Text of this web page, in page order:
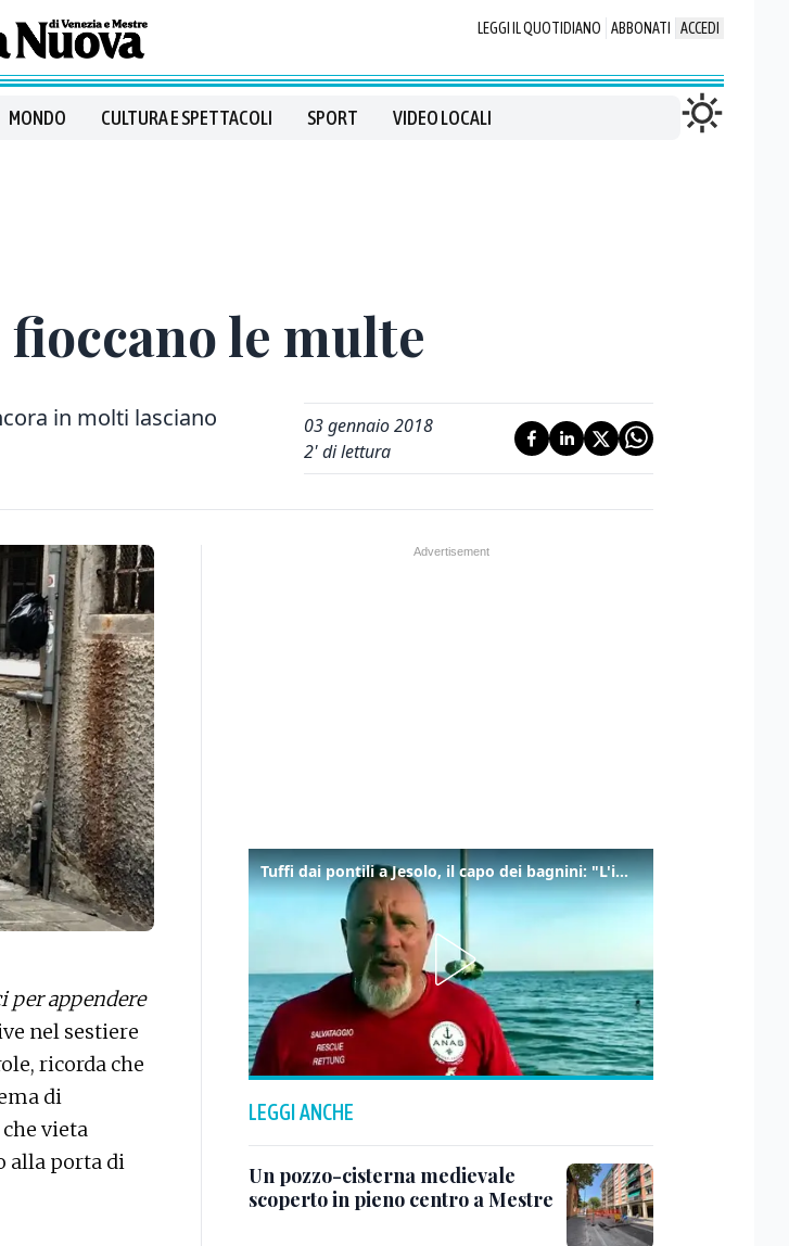
LEGGI IL QUOTIDIANO ABBONATI ACCEDI
MONDO CULTURA E SPETTACOLI SPORT VIDEO LOCALI
le multe
in molti lasciano
03 gennaio 2018
2' di lettura
per appendere
nel sestiere
ricorda che
di
vieta
alla porta di
Tuffi dai pontili a Jesolo, il capo dei bagnini: "L'impegno di tutti per evitare altre tragedie"
LEGGI ANCHE
Un pozzo-cisterna medievale
scoperto in pieno centro a Mestre